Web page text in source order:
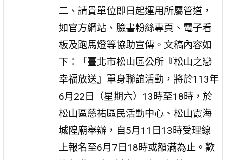
二、請貴單位即日起運用所屬管道，
如官方網站、臉書粉絲專頁、電子看
板及跑馬燈等協助宣傳。文稿內容如
下：「臺北市松山區公所『松山之戀
幸福放送』單身聯誼活動，將於113年
6月22日（星期六）13時至18時，於
松山區慈祐區民活動中心、松山霞海
城隍廟舉辦，自5月11日13時受理線
上報名至6月7日18時或額滿為止。歡